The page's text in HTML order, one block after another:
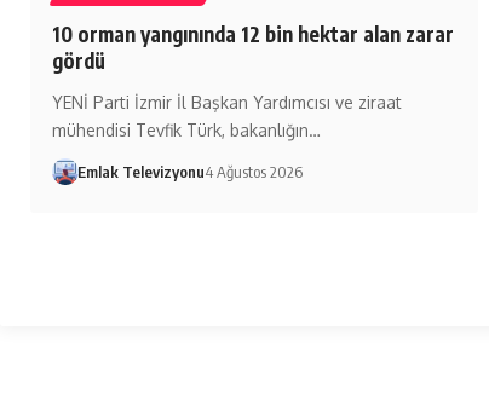
10 orman yangınında 12 bin hektar alan zarar
gördü
YENİ Parti İzmir İl Başkan Yardımcısı ve ziraat
mühendisi Tevfik Türk, bakanlığın…
Emlak Televizyonu4 Ağustos 2026